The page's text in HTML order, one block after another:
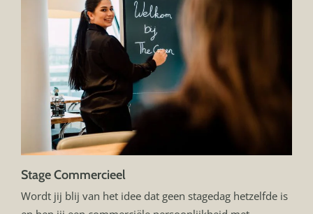
Stage Commercieel
Wordt jij blij van het idee dat geen stagedag hetzelfde is